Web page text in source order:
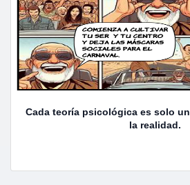
Cada teoría psicológica es solo
la realidad.